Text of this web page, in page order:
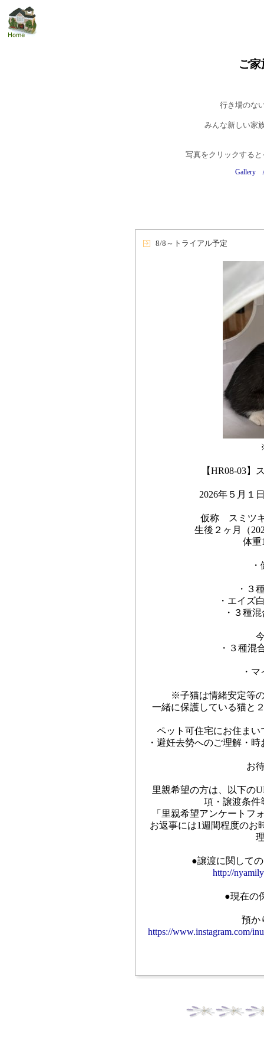
ご
行き場のな
みんな新しい家
写真をクリックする
Gallery
8/8～トライアル予定
【HR08-03
2026年５月１
仮称 スミ
生後２ヶ月（
体重
・３
・エイズ
・３種
・３種混
・
※子猫は情緒安定等
一緒に保護している猫と
ペット可住宅にお住ま
・避妊去勢へのご理解・
お
里親希望の方は、以下の
項・譲渡条件
「里親希望アンケートフ
お返事には1週間程度のお
●譲渡に関して
http://
●現在の
預か
https://www.instagram.com/